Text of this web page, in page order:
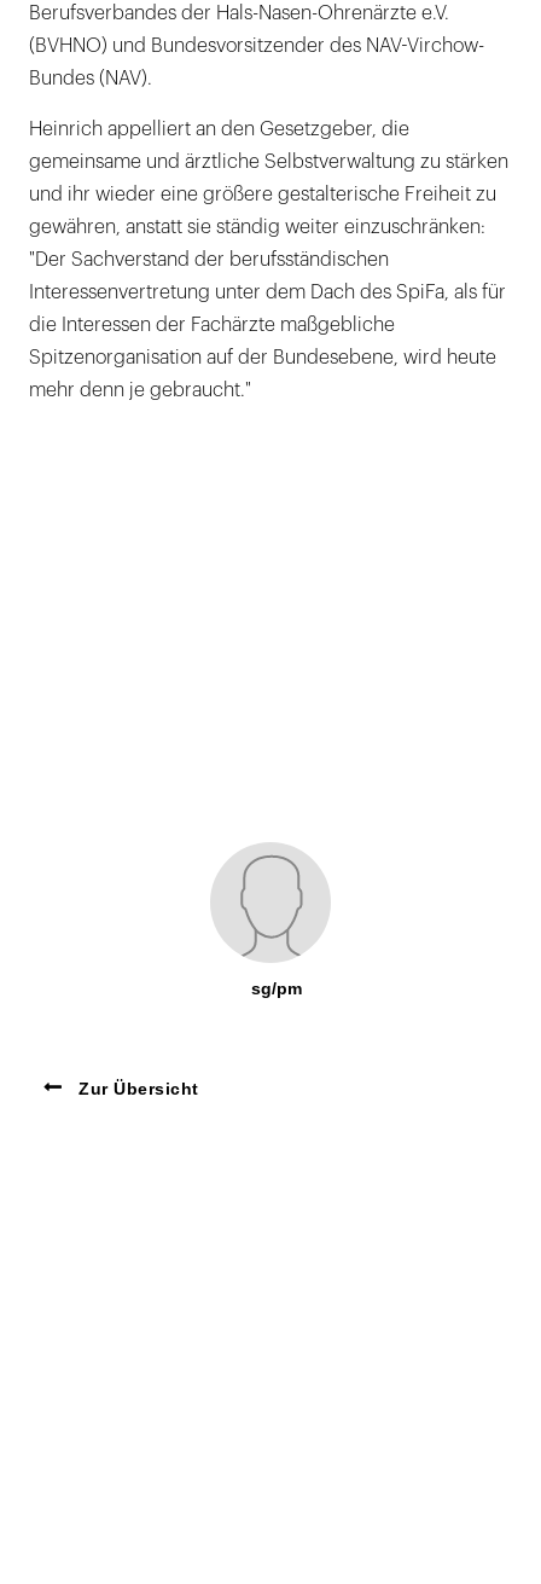
Berufsverbandes der Hals-Nasen-Ohrenärzte e.V.
(BVHNO) und Bundesvorsitzender des NAV-Virchow-
Bundes (NAV).
Heinrich appelliert an den Gesetzgeber, die
gemeinsame und ärztliche Selbstverwaltung zu stärken
und ihr wieder eine größere gestalterische Freiheit zu
gewähren, anstatt sie ständig weiter einzuschränken:
"Der Sachverstand der berufsständischen
Interessenvertretung unter dem Dach des SpiFa, als für
die Interessen der Fachärzte maßgebliche
Spitzenorganisation auf der Bundesebene, wird heute
mehr denn je gebraucht."
sg/pm
Zur Übersicht